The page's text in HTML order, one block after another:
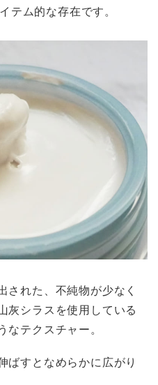
テム的な存在です。
された、不純物が少なく
灰シラスを使用している
テクスチャー。
ばすとなめらかに広がり